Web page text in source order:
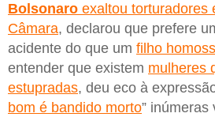
Bolsonaro exaltou torturadores
Câmara, declarou que prefere
acidente do que um filho
entender que existem mulheres
estupradas, deu eco à
bom é bandido morto” inúmeras